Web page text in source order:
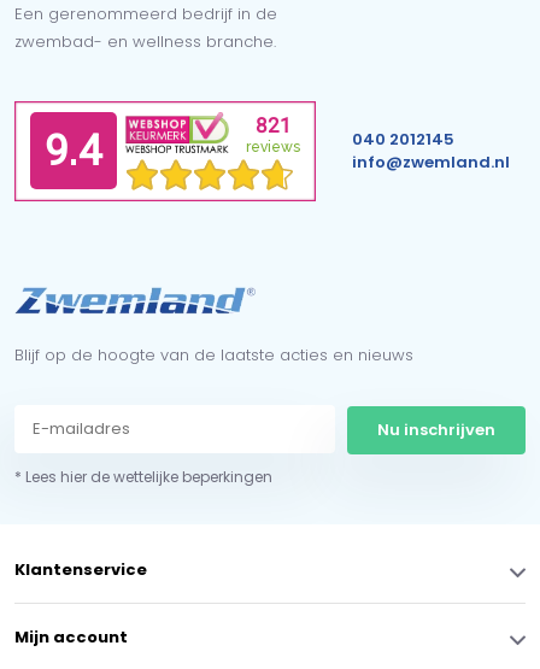
Een gerenommeerd bedrijf in de
zwembad- en wellness branche.
040 2012145
info@zwemland.nl
Blijf op de hoogte van de laatste acties en nieuws
Nu inschrijven
* Lees hier de wettelijke beperkingen
Klantenservice
Mijn account